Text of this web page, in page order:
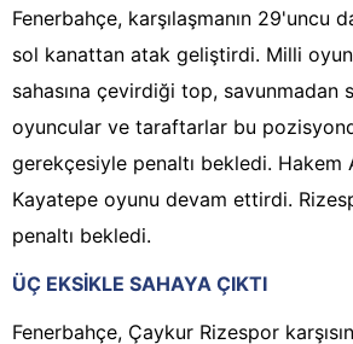
Fenerbahçe, karşılaşmanın 29'uncu
sol kanattan atak geliştirdi. Milli
sahasına çevirdiği top, savunmadan
oyuncular ve taraftarlar bu
gerekçesiyle penaltı bekledi. Hakem
Kayatepe oyunu devam ettirdi.
penaltı bekledi.
ÜÇ EKSİKLE SAHAYA ÇIKTI
Fenerbahçe, Çaykur Rizespor